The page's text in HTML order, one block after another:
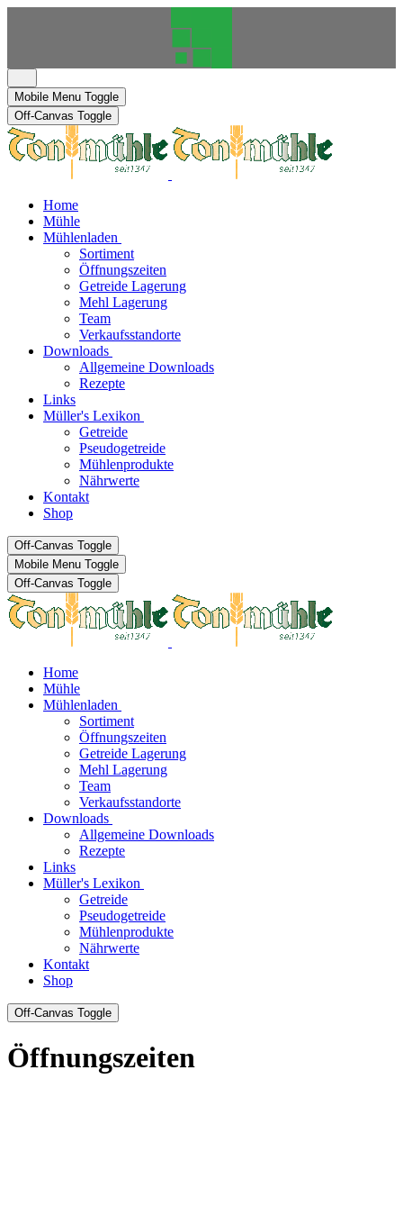
Mobile Menu Toggle
Off-Canvas Toggle
Home
Mühle
Mühlenladen
Sortiment
Öffnungszeiten
Getreide Lagerung
Mehl Lagerung
Team
Verkaufsstandorte
Downloads
Allgemeine Downloads
Rezepte
Links
Müller's Lexikon
Getreide
Pseudogetreide
Mühlenprodukte
Nährwerte
Kontakt
Shop
Off-Canvas Toggle
Mobile Menu Toggle
Off-Canvas Toggle
Home
Mühle
Mühlenladen
Sortiment
Öffnungszeiten
Getreide Lagerung
Mehl Lagerung
Team
Verkaufsstandorte
Downloads
Allgemeine Downloads
Rezepte
Links
Müller's Lexikon
Getreide
Pseudogetreide
Mühlenprodukte
Nährwerte
Kontakt
Shop
Off-Canvas Toggle
Öffnungszeiten